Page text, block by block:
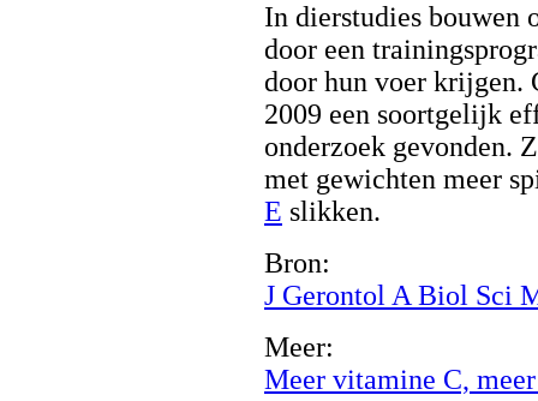
In dierstudies bouwen
door een
door hun voer krijgen.
2009 een soortgelijk
onderzoek gevonden.
met gewichten meer
E slikken.
Bron:
J Gerontol A Biol Sci
Meer:
Meer vitamine C,